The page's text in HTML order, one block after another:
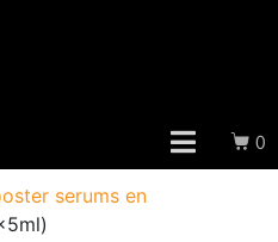
0
serums en